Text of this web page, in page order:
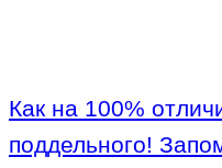
Как на 100%
поддельного!